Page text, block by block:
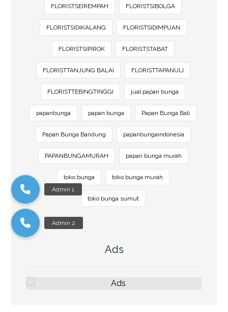
FLORISTSEIREMPAH FLORISTSIBOLGA
FLORISTSIDIKALANG FLORISTSIDIMPUAN
FLORISTSIPIROK FLORISTSTABAT
FLORISTTANJUNG BALAI FLORISTTAPANULI
FLORISTTEBINGTINGGI jual papan bunga
papanbunga papan bunga Papan Bunga Bali
Papan Bunga Bandung papanbungaindonesia
PAPANBUNGAMURAH papan bunga murah
toko bunga toko bunga murah
toko bunga sumut
Ads